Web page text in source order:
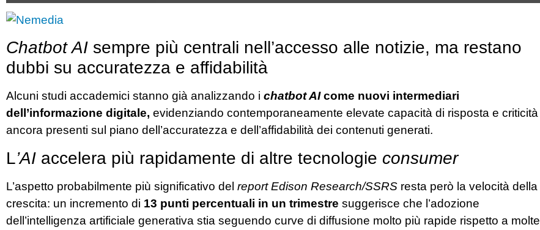
Chatbot AI sempre più centrali nell’accesso alle notizie, ma restano
dubbi su accuratezza e affidabilità
Alcuni studi accademici stanno già analizzando i chatbot AIcome nuovi intermediari
dell’informazione digitale, evidenziando contemporaneamente elevate capacità di risposta e criticità
ancora presenti sul piano dell’accuratezza e dell’affidabilità dei contenuti generati.
L’AI accelera più rapidamente di altre tecnologie consumer
L’aspetto probabilmente più significativo del report Edison Research/SSRS resta però la velocità della
crescita: un incremento di 13 punti percentuali in un trimestre suggerisce che l’adozione
dell’intelligenza artificiale generativa stia seguendo curve di diffusione molto più rapide rispetto a molte